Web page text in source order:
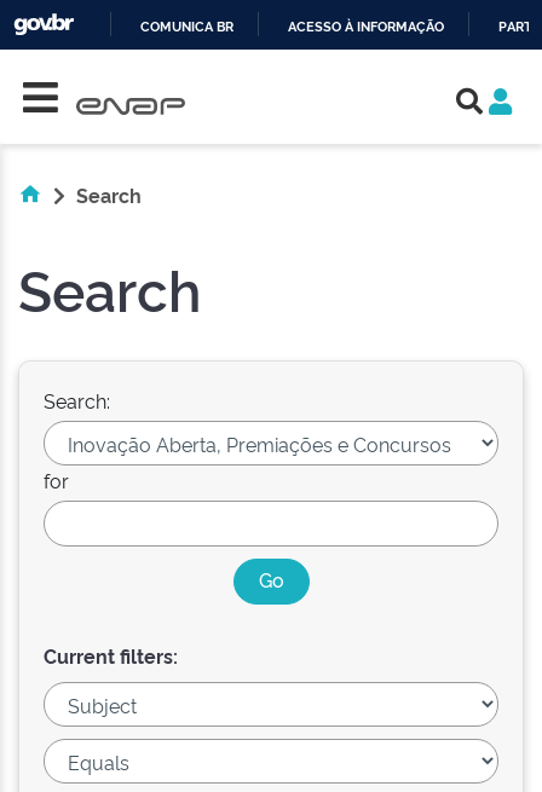
COMUNICA BR ACESSO À INFORMAÇÃO
Search
Search
Search:
for
Current filters: